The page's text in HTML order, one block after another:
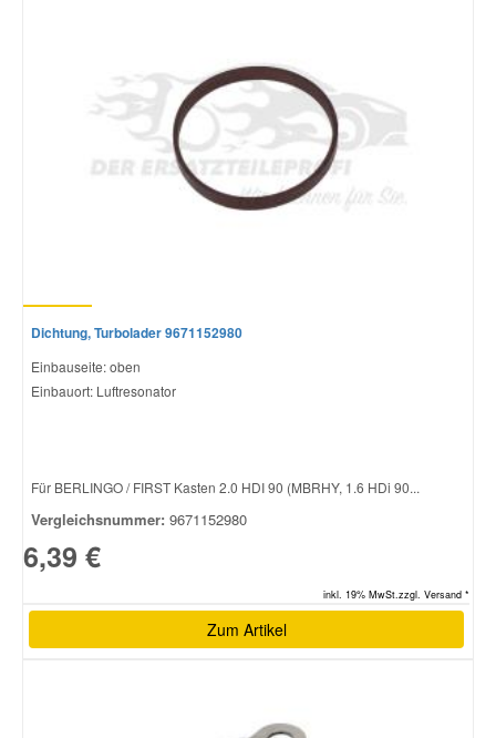
Dichtung, Turbolader 9671152980
Einbauseite: oben
Einbauort: Luftresonator
Für BERLINGO / FIRST Kasten 2.0 HDI 90 (MBRHY, 1.6 HDi 90...
Vergleichsnummer: 9671152980
6,39 €
inkl. 19% MwSt.zzgl. Versand *
Zum Artikel
Skoda Ersatzteile
Smart Ersatzteile
Toyota Ersatzteile
Vauxhall Ersatzteile